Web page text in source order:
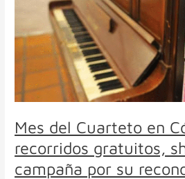
Mes del Cuarteto en
recorridos gratuitos,
campaña por su
Córdoba:
recorridos
gratuitos,
show
musical
y
campaña
por
reconocimiento